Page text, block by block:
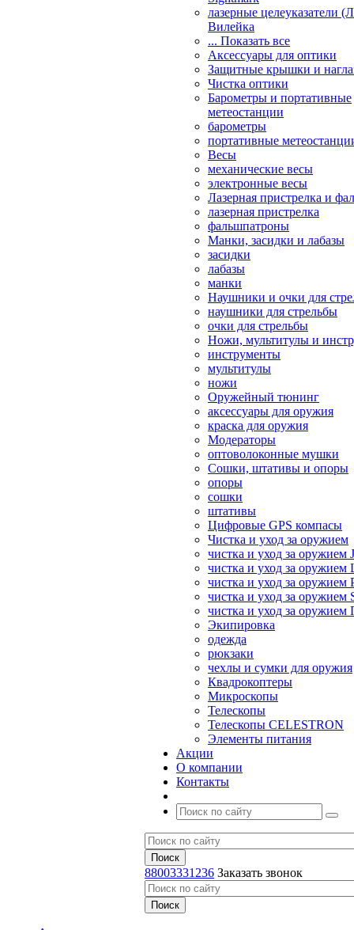
лазерные целеуказатели
Вилейка
... Показать все
Аксессуары для оптики
Защитные крышки и
Чистка оптики
Барометры и портативные
метеостанции
барометры
портативные
Весы
механические весы
электронные весы
Лазерная пристрелка и
лазерная пристрелка
фальшпатроны
Манки, засидки и лабазы
засидки
лабазы
манки
Наушники и очки для
наушники для стрельбы
очки для стрельбы
Ножи, мультитулы и
инструменты
мультитулы
ножи
Оружейный тюнинг
аксессуары для оружия
краска для оружия
Модераторы
оптоволоконные мушки
Сошки, штативы и опоры
опоры
сошки
штативы
Цифровые GPS компасы
Чистка и уход за оружием
чистка и уход за оружием
чистка и уход за оружием
чистка и уход за оружием
чистка и уход за оружием
чистка и уход за
Экипировка
одежда
рюкзаки
чехлы и сумки для оружия
Квадрокоптеры
Микроскопы
Телескопы
Телескопы CELESTRON
Элементы питания
Акции
О компании
Контакты
88003331236 Заказать звонок